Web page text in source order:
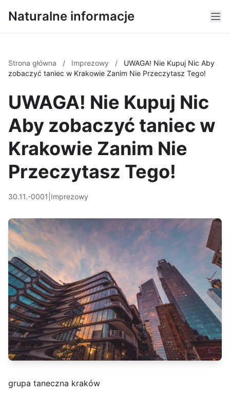
Naturalne informacje
Strona główna / Imprezowy /
UWAGA! Nie Kupuj Nic Aby
zobaczyć taniec w Krakowie Zanim Nie Przeczytasz Tego!
UWAGA! Nie Kupuj Nic
Aby zobaczyć taniec w
Krakowie Zanim Nie
Przeczytasz Tego!
30.11.-0001 Imprezowy
grupa taneczna kraków